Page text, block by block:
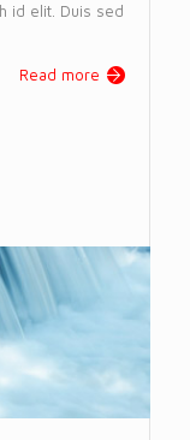
id elit. Duis sed
Read more